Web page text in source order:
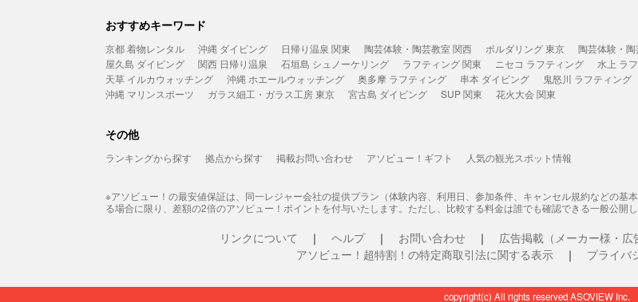
おすすめキーワード
京都 着物レンタル 沖縄 ダイビング 日帰り温泉 関東 陶芸体験・陶芸教室 関西 ボルダリング 東京 陶芸体験・
屋久島 ダイビング
関西 日帰り温泉 石垣島 シュノーケリング ラフティング 関東 ニセコ ラフティング 水上 ラ
天草 イルカウォッチング
沖縄 ホエールウォッチング 奥多摩 ラフティング 串本 ダイビング 鬼怒川 ラフティング
沖縄 マリンスポーツ
ガラス細工・ガラス工房 東京 宮古島 ダイビング SUP 関東 花火大会 関東
その他
ランキングから探す 拠点から探す 掲載お問い合わせ アソビュー！ギフト 人気の観光スポット情報
※アソビュー！の最安値保証は、同一レジャー会社の提供プラン（体験内容、利用日、参加条件、キャンセル規約などの
る場合に限り、差額の2倍のアソビュー！ポイントを付与いたします。ただし、比較する料金は誰でも確認できる一般公開
リンクについて ヘルプ お問い合わせ 広告掲載（メーカー様・広
アソビュー！超特割！の特定商取引法に関する表示
プライバ
copyright(c) All rights reserved ASOVIEW Inc.